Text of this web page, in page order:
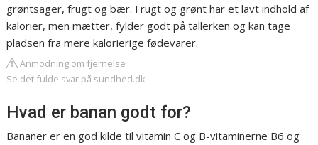
grøntsager, frugt og bær. Frugt og grønt har et lavt indhold af
kalorier, men mætter, fylder godt på tallerken og kan tage
pladsen fra mere kalorierige fødevarer.
Anmodning om fjernelse
Se det fulde svar på sundhed.dk
Hvad er banan godt for?
Bananer er en god kilde til vitamin C og B-vitaminerne B6 og